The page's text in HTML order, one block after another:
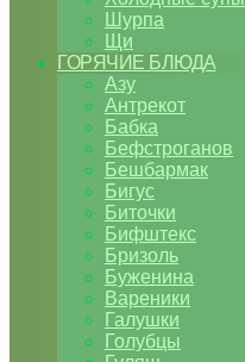
Шурпа
Щи
ГОРЯЧИЕ БЛЮДА
Азу
Антрекот
Бабка
Бефстроганов
Бешбармак
Бигус
Биточки
Бифштекс
Бризоль
Буженина
Вареники
Галушки
Голубцы